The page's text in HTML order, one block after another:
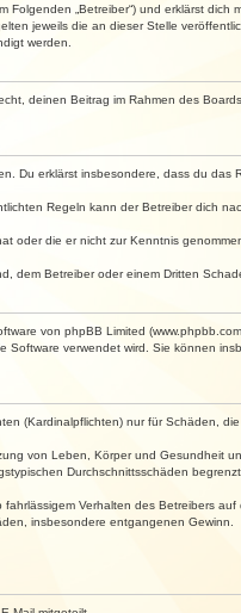
Folgenden „Betreiber“) und erklärst
jeweils die an dieser Stelle
werden.
deinen Beitrag im Rahmen des
Du erklärst insbesondere, dass du
Regeln kann der Betreiber dich
oder die er nicht zur Kenntnis
dem Betreiber oder einem Dritten
von phpBB Limited
verwendet wird. Sie können
(Kardinalpflichten) nur für Schäden,
von Leben, Körper und Gesundheit
Durchschnittsschäden
Verhalten des Betreibers
insbesondere entgangenen Gewinn.